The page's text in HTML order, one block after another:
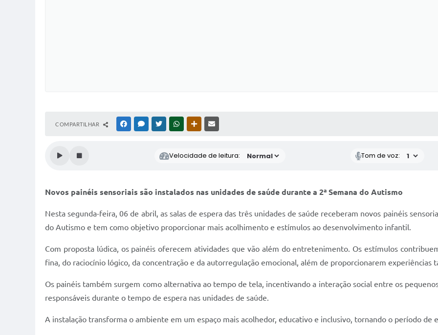
COMPARTILHAR FACEBOOKMESSENGER
TWITTERWHATSAPPOUTRAS MÍDIAS
Velocidade de leitura: Tom de voz:
Novos painéis sensoriais são instalados nas unidades de saúde durante a 2ª Semana do Autismo
Nesta segunda-feira, 06 de abril, as salas de espera das três unidades de saúde receberam novos painéis
do Autismo e tem como objetivo proporcionar mais acolhimento e estímulos ao desenvolvimento infantil.
Com proposta lúdica, os painéis oferecem atividades que vão além do entretenimento. Os estímulos
fina, do raciocínio lógico, da concentração e da autorregulação emocional, além de proporcionarem experiências
Os painéis também surgem como alternativa ao tempo de tela, incentivando a interação social entre os
responsáveis durante o tempo de espera nas unidades de saúde.
A instalação transforma o ambiente em um espaço mais acolhedor, educativo e inclusivo, tornando o período de